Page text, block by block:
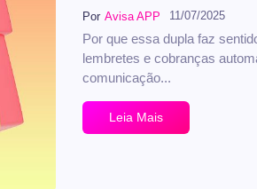
Por Avisa APP 11/07/2025
Por que essa dupla faz
lembretes e cobranças
comunicação...
Leia Mais